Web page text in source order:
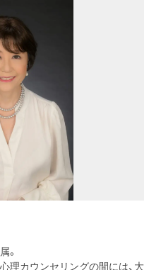
。
理カウンセリングの間には、大